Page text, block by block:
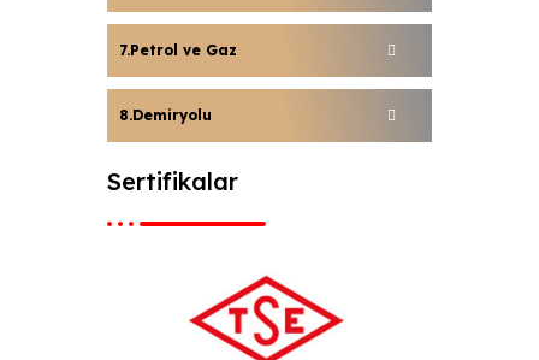
Petrol ve Gaz
Demiryolu
Sertifikalar